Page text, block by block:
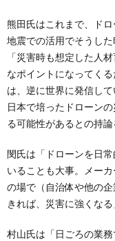
熊田氏はこれまで、ド
地震での活用でそうした
「災害時も想定した人
なポイントになってく
は、逆に世界に発信し
日本で培ったドローン
る可能性があるとの持論
閔氏は「ドローンを日
いることも大事。メー
の場で（自治体や他の
きれば、災害に強くなる
村山氏は「日ごろの業